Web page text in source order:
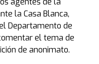
la Casa Blanca,
Departamento de
el tema de
de anonimato.